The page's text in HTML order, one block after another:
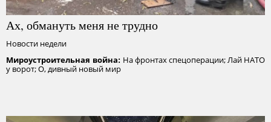
Ах, обмануть меня не трудно
Новости недели
Мироустроительная война: На фронтах спецоперации; Лай НАТО
у ворот; О, дивный новый мир